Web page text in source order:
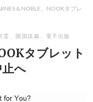
& NOBLE、NOOKタブレ
霊 開国談義 電子出版
タブレット
へ